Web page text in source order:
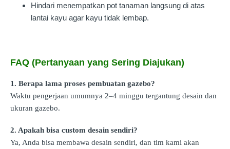
Hindari menempatkan pot tanaman langsung di atas
lantai kayu agar kayu tidak lembap.
FAQ (Pertanyaan yang Sering Diajukan)
1. Berapa lama proses pembuatan gazebo?
Waktu pengerjaan umumnya 2–4 minggu tergantung desain dan
ukuran gazebo.
2. Apakah bisa custom desain sendiri?
Ya, Anda bisa membawa desain sendiri, dan tim kami akan